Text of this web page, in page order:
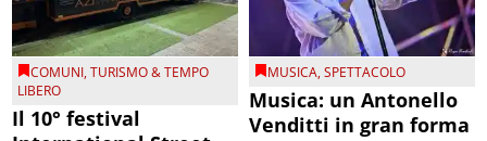
COMUNI,TURISMO & TEMPO
LIBERO
Il 10° festival
MUSICA,SPETTACOLO
Musica: un Antonello
Venditti in gran forma